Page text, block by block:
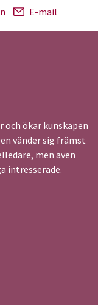
E-mail
och ökar kunskapen
vänder sig främst
men även
intresserade.